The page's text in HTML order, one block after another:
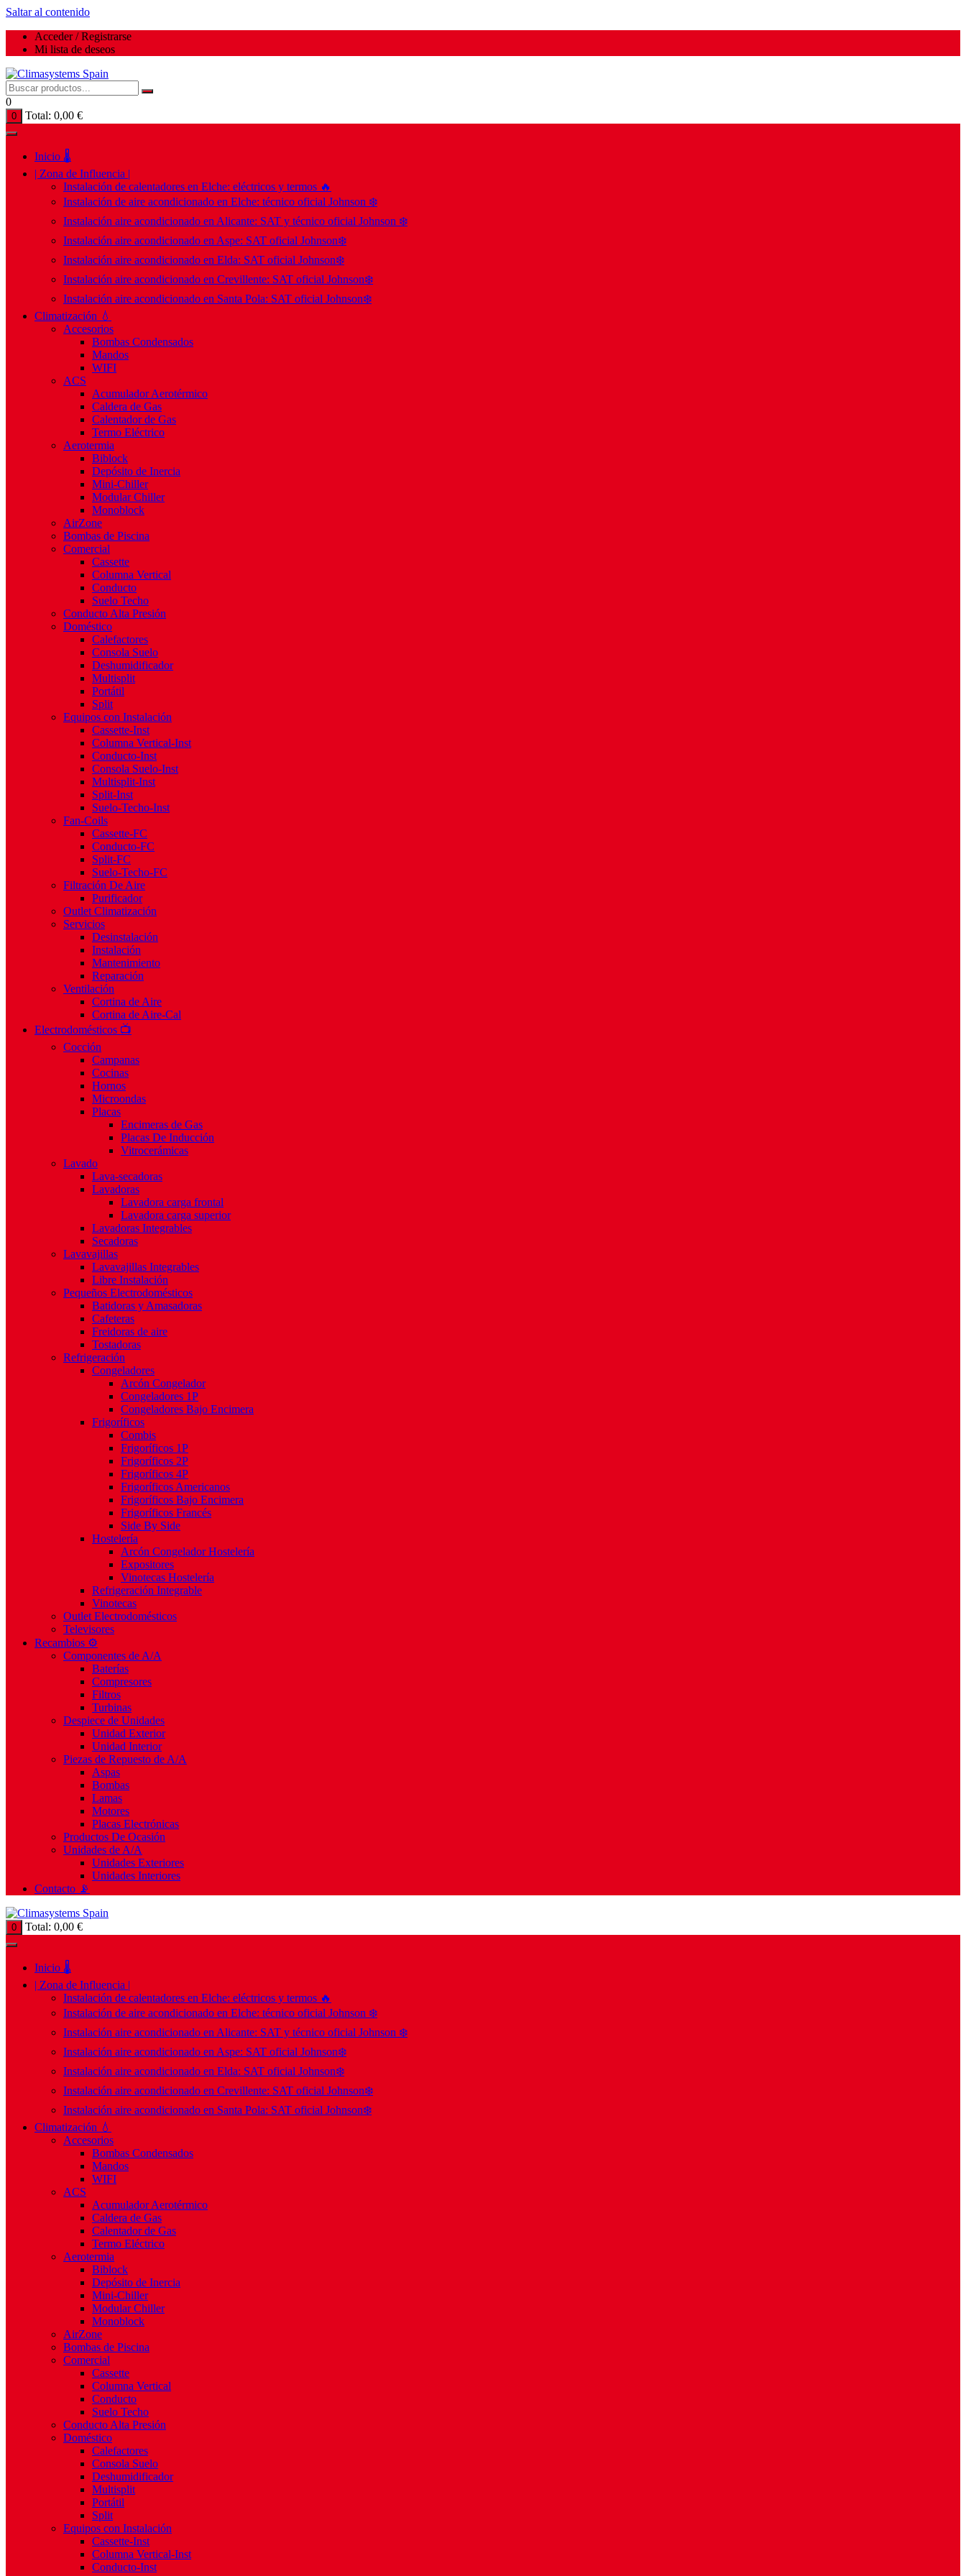
Saltar al contenido
Acceder / Registrarse
Mi lista de deseos
0
0 Total: 0,00 €
Inicio 🌡️
| Zona de Influencia |
Instalación de calentadores en Elche: eléctricos y termos 🔥
Instalación de aire acondicionado en Elche: técnico oficial Johnson ❄️
Instalación aire acondicionado en Alicante: SAT y técnico oficial Johnson ❄️
Instalación aire acondicionado en Aspe: SAT oficial Johnson❄️
Instalación aire acondicionado en Elda: SAT oficial Johnson❄️
Instalación aire acondicionado en Crevillente: SAT oficial Johnson❄️
Instalación aire acondicionado en Santa Pola: SAT oficial Johnson❄️
Climatización 💧
Accesorios
Bombas Condensados
Mandos
WIFI
ACS
Acumulador Aerotérmico
Caldera de Gas
Calentador de Gas
Termo Eléctrico
Aerotermia
Biblock
Depósito de Inercia
Mini-Chiller
Modular Chiller
Monoblock
AirZone
Bombas de Piscina
Comercial
Cassette
Columna Vertical
Conducto
Suelo Techo
Conducto Alta Presión
Doméstico
Calefactores
Consola Suelo
Deshumidificador
Multisplit
Portátil
Split
Equipos con Instalación
Cassette-Inst
Columna Vertical-Inst
Conducto-Inst
Consola Suelo-Inst
Multisplit-Inst
Split-Inst
Suelo-Techo-Inst
Fan-Coils
Cassette-FC
Conducto-FC
Split-FC
Suelo-Techo-FC
Filtración De Aire
Purificador
Outlet Climatización
Servicios
Desinstalación
Instalación
Mantenimiento
Reparación
Ventilación
Cortina de Aire
Cortina de Aire-Cal
Electrodomésticos 📺
Cocción
Campanas
Cocinas
Hornos
Microondas
Placas
Encimeras de Gas
Placas De Inducción
Vitrocerámicas
Lavado
Lava-secadoras
Lavadoras
Lavadora carga frontal
Lavadora carga superior
Lavadoras Integrables
Secadoras
Lavavajillas
Lavavajillas Integrables
Libre Instalación
Pequeños Electrodomésticos
Batidoras y Amasadoras
Cafeteras
Freidoras de aire
Tostadoras
Refrigeración
Congeladores
Arcón Congelador
Congeladores 1P
Congeladores Bajo Encimera
Frigoríficos
Combis
Frigoríficos 1P
Frigoríficos 2P
Frigoríficos 4P
Frigoríficos Americanos
Frigoríficos Bajo Encimera
Frigoríficos Francés
Side By Side
Hostelería
Arcón Congelador Hostelería
Expositores
Vinotecas Hostelería
Refrigeración Integrable
Vinotecas
Outlet Electrodomésticos
Televisores
Recambios ⚙️
Componentes de A/A
Baterías
Compresores
Filtros
Turbinas
Despiece de Unidades
Unidad Exterior
Unidad Interior
Piezas de Repuesto de A/A
Aspas
Bombas
Lamas
Motores
Placas Electrónicas
Productos De Ocasión
Unidades de A/A
Unidades Exteriores
Unidades Interiores
Contacto 📡
0 Total: 0,00 €
Inicio 🌡️
| Zona de Influencia |
Instalación de calentadores en Elche: eléctricos y termos 🔥
Instalación de aire acondicionado en Elche: técnico oficial Johnson ❄️
Instalación aire acondicionado en Alicante: SAT y técnico oficial Johnson ❄️
Instalación aire acondicionado en Aspe: SAT oficial Johnson❄️
Instalación aire acondicionado en Elda: SAT oficial Johnson❄️
Instalación aire acondicionado en Crevillente: SAT oficial Johnson❄️
Instalación aire acondicionado en Santa Pola: SAT oficial Johnson❄️
Climatización 💧
Accesorios
Bombas Condensados
Mandos
WIFI
ACS
Acumulador Aerotérmico
Caldera de Gas
Calentador de Gas
Termo Eléctrico
Aerotermia
Biblock
Depósito de Inercia
Mini-Chiller
Modular Chiller
Monoblock
AirZone
Bombas de Piscina
Comercial
Cassette
Columna Vertical
Conducto
Suelo Techo
Conducto Alta Presión
Doméstico
Calefactores
Consola Suelo
Deshumidificador
Multisplit
Portátil
Split
Equipos con Instalación
Cassette-Inst
Columna Vertical-Inst
Conducto-Inst